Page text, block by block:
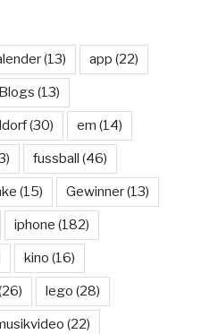
(13) app (22)
Blogs (13)
(30) em (14)
fussball (46)
(15) Gewinner(13)
iphone (182)
kino (16)
lego (28)
(22)